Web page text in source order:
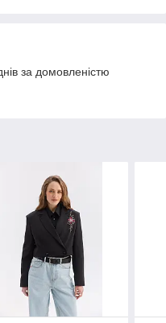
за домовленістю